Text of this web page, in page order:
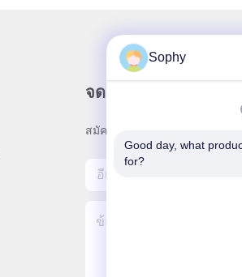
จดหมายข่าวของเรา
สมัครรับจดหมายข่าวของเราเ
Sophy
Good day, what
for?